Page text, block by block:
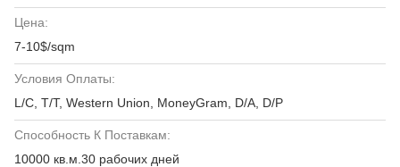
Цена:
7-10$/sqm
Условия Оплаты:
L/C, T/T, Western Union, MoneyGram, D/A, D/P
Способность К Поставкам:
10000 кв.м.30 рабочих дней